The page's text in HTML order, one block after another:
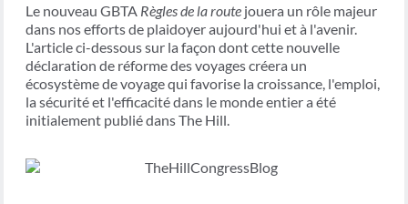
Le nouveau GBTA Règles de la route jouera un rôle majeur
dans nos efforts de plaidoyer aujourd'hui et à l'avenir.
L'article ci-dessous sur la façon dont cette nouvelle
déclaration de réforme des voyages créera un
écosystème de voyage qui favorise la croissance, l'emploi,
la sécurité et l'efficacité dans le monde entier a été
initialement publié dans The Hill.